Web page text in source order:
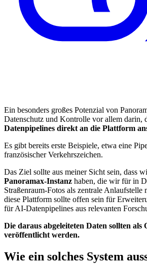
Ein besonders großes Potenzial von
Datenschutz und Kontrolle vor allem darin,
Datenpipelines direkt an die Plattform
Es gibt bereits erste Beispiele, etwa eine
französischer Verkehrszeichen.
Das Ziel sollte aus meiner Sicht sein, dass
Panoramax-Instanz haben, die wir für in
Straßenraum-Fotos als zentrale Anlaufstelle
diese Plattform sollte offen sein für
für AI-Datenpipelines aus relevanten
Die daraus abgeleiteten Daten sollten als
veröffentlicht werden.
Wie ein solches System